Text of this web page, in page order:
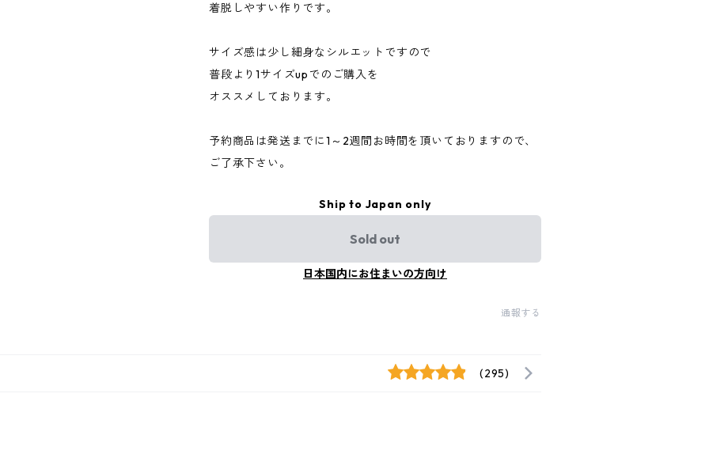
着脱しやすい作りです。
サイズ感は少し細身なシルエットですので
普段より1サイズupでのご購入を
オススメしております。
予約商品は発送までに1～2週間お時間を頂いておりますので、
ご了承下さい。
Ship to Japan only
Sold out
日本国内にお住まいの方向け
通報する
(295)